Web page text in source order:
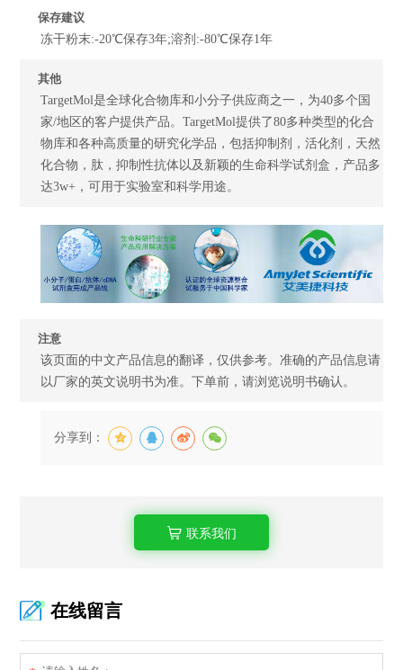
保存建议
冻干粉末:-20℃保存3年;溶剂:-80℃保存1年
其他
TargetMol是全球化合物库和小分子供应商之一，为40多个国
家/地区的客户提供产品。TargetMol提供了80多种类型的化合
物库和各种高质量的研究化学品，包括抑制剂，活化剂，天然
化合物，肽，抑制性抗体以及新颖的生命科学试剂盒，产品多
达3w+，可用于实验室和科学用途。
注意
该页面的中文产品信息的翻译，仅供参考。准确的产品信息请
以厂家的英文说明书为准。下单前，请浏览说明书确认。
分享到：
联系我们
在线留言